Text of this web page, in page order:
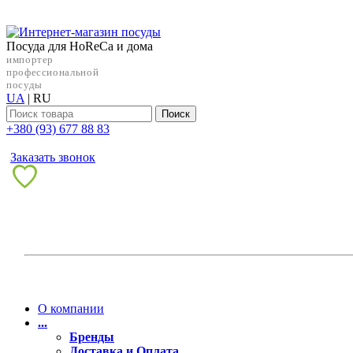
Посуда для HoReCa и дома
импортер
профессиональной
посуды
UA | RU
Поиск
+38‎0 (93) 677 88 83
Заказать звонок
О компании
...
Бренды